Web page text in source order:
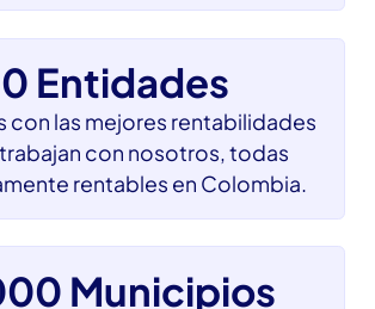
Millones
obtenidas por nuestros
al invertir con nosotros
Entidades
trabajan con nosotros, todas